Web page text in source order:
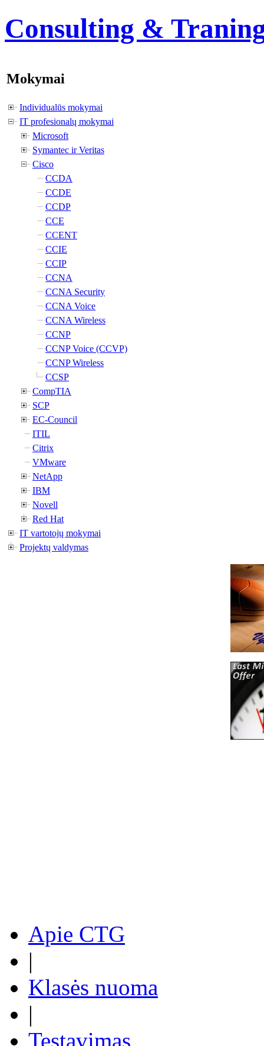
Consulting &
Mokymai
Individualūs mokymai
IT profesionalų mokymai
Microsoft
Symantec ir Veritas
Cisco
CCDA
CCDE
CCDP
CCE
CCENT
CCIE
CCIP
CCNA
CCNA Security
CCNA Voice
CCNA Wireless
CCNP
CCNP Voice (CCVP)
CCNP Wireless
CCSP
CompTIA
SCP
EC-Council
ITIL
Citrix
VMware
NetApp
IBM
Novell
Red Hat
IT vartotojų mokymai
Projektų valdymas
Apie CTG
|
Klasės nuoma
|
Testavimas